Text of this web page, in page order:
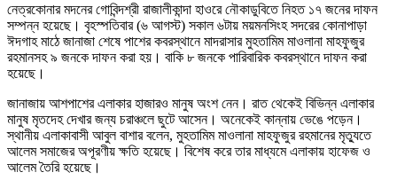
নেত্রকোনার মদনের গোবিন্দশ্রী রাজালীকান্দা হাওরে নৌকাডুবিতে নিহত ১৭ জনের দাফন
সম্পন্ন হয়েছে। বৃহস্পতিবার (৬ আগস্ট) সকাল ৬টায় ময়মনসিংহ সদরের কোনাপাড়া
ঈদগাহ মাঠে জানাজা শেষে পাশের কবরস্থানে মাদরাসার মুহতামিম মাওলানা মাহফুজুর
রহমানসহ ৯ জনকে দাফন করা হয়। বাকি ৮ জনকে পারিবারিক কবরস্থানে দাফন করা
হয়েছে।
জানাজায় আশপাশের এলাকার হাজারও মানুষ অংশ নেন। রাত থেকেই বিভিন্ন এলাকার
মানুষ মৃতদেহ দেখার জন্য চরাঞ্চলে ছুটে আসেন। অনেকেই কান্নায় ভেঙে পড়েন।
স্থানীয় এলাকাবাসী আবুল বাশার বলেন, মুহতামিম মাওলানা মাহফুজুর রহমানের মৃত্যুতে
আলেম সমাজের অপূরণীয় ক্ষতি হয়েছে। বিশেষ করে তার মাধ্যমে এলাকায় হাফেজ ও
আলেম তৈরি হয়েছে।